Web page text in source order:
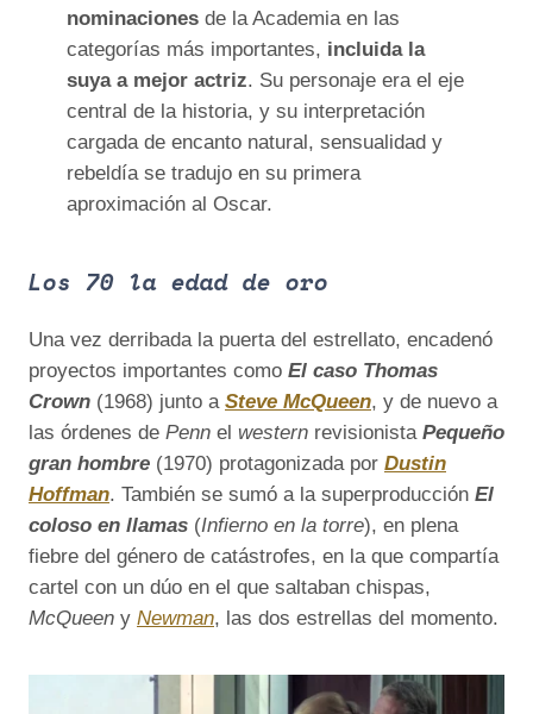
nominaciones de la Academia en las
categorías más importantes, incluida la
suya a mejor actriz. Su personaje era el eje
central de la historia, y su interpretación
cargada de encanto natural, sensualidad y
rebeldía se tradujo en su primera
aproximación al Oscar.
Los 70 la edad de oro
Una vez derribada la puerta del estrellato, encadenó
proyectos importantes como El caso Thomas
Crown (1968) junto a Steve McQueen, y de nuevo a
las órdenes de Penn el western revisionista Pequeño
gran hombre (1970) protagonizada por Dustin
Hoffman. También se sumó a la superproducción El
coloso en llamas (Infierno en la torre), en plena
fiebre del género de catástrofes, en la que compartía
cartel con un dúo en el que saltaban chispas,
McQueen y Newman, las dos estrellas del momento.